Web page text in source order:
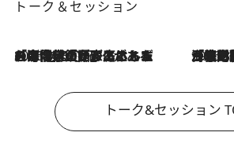
トーク＆セッション
2026.8.3
「今後値上げがあるとすれば…」「リスクがあるのは今年の冬」エネルギー専門家が語る、ホルムズ海峡封鎖が家庭にもたらす“ある心配” 「住宅建てられない…」「サーチャージ料の高値が続いている」ホ
トーク&セッション